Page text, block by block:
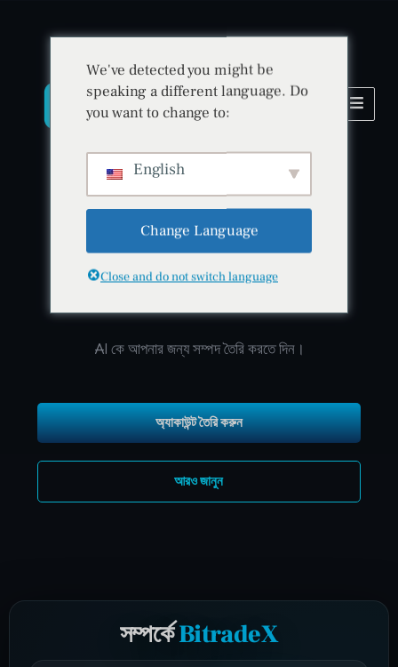
কৃত্রিম বুদ্ধিমত্তা • নিরাপত্তা • উদ্ভাবন
BitradeX
AI কে আপনার জন্য সম্পদ তৈরি করতে দিন।
অ্যাকাউন্ট তৈরি করুন
আরও জানুন
সম্পর্কেBitradeX
We've detected you might be
speaking a different language. Do
you want to change to:
English
Change Language
Close and do not switch language